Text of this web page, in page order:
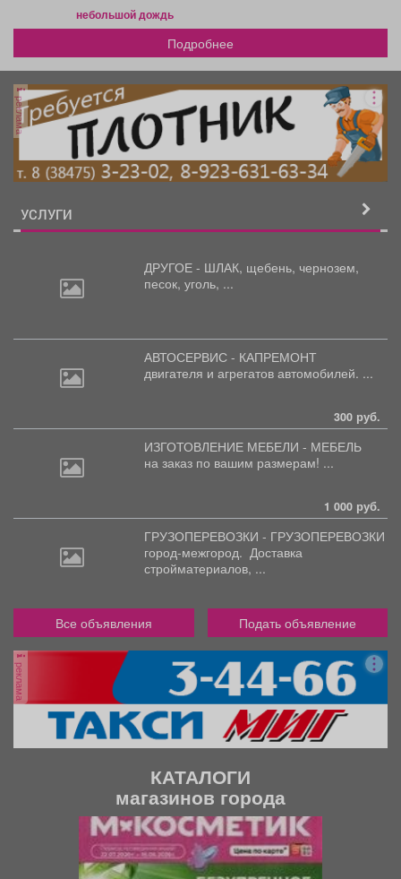
небольшой дождь
Подробнее
реклама
УСЛУГИ
ДРУГОЕ - ШЛАК, щебень, чернозем,
песок, уголь, ...
АВТОСЕРВИС - КАПРЕМОНТ
двигателя и агрегатов автомобилей. ...
300 руб.
ИЗГОТОВЛЕНИЕ МЕБЕЛИ - МЕБЕЛЬ
на заказ по вашим размерам! ...
1 000 руб.
ГРУЗОПЕРЕВОЗКИ - ГРУЗОПЕРЕВОЗКИ
город-межгород. Доставка
стройматериалов, ...
Все объявления Подать объявление
реклама
КАТАЛОГИ
магазинов города